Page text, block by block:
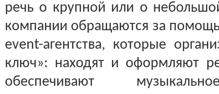
речь о крупной или о
компании обращаются за
event-агентства, которые
ключ»: находят и оформляют
обеспечивают